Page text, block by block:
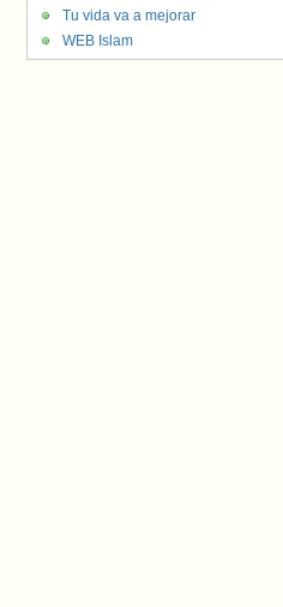
Tu vida va a mejorar
WEB Islam